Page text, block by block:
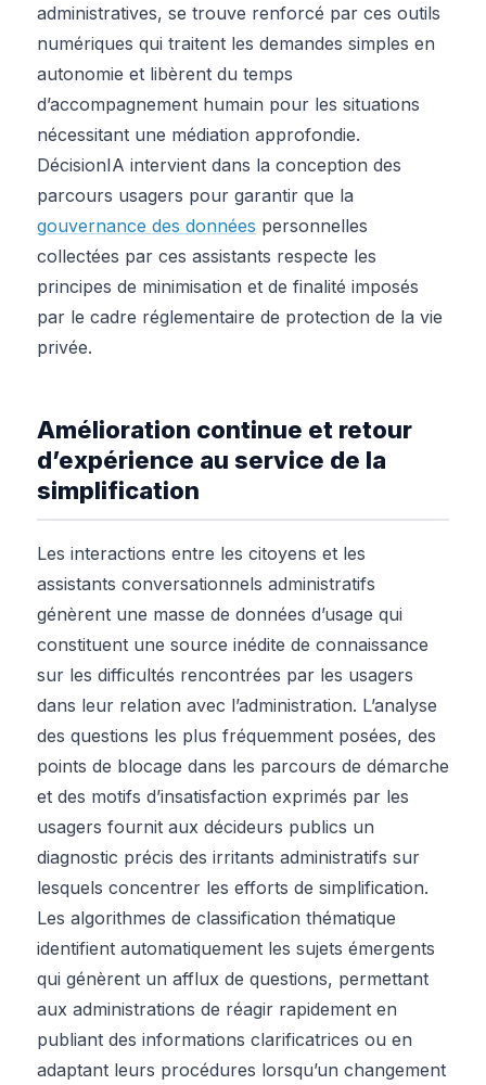
administratives, se trouve renforcé par ces outils
numériques qui traitent les demandes simples en
autonomie et libèrent du temps
d’accompagnement humain pour les situations
nécessitant une médiation approfondie.
DécisionIA intervient dans la conception des
parcours usagers pour garantir que la
gouvernance des données personnelles
collectées par ces assistants respecte les
principes de minimisation et de finalité imposés
par le cadre réglementaire de protection de la vie
privée.
Amélioration continue et retour
d’expérience au service de la
simplification
Les interactions entre les citoyens et les
assistants conversationnels administratifs
génèrent une masse de données d’usage qui
constituent une source inédite de connaissance
sur les difficultés rencontrées par les usagers
dans leur relation avec l’administration. L’analyse
des questions les plus fréquemment posées, des
points de blocage dans les parcours de démarche
et des motifs d’insatisfaction exprimés par les
usagers fournit aux décideurs publics un
diagnostic précis des irritants administratifs sur
lesquels concentrer les efforts de simplification.
Les algorithmes de classification thématique
identifient automatiquement les sujets émergents
qui génèrent un afflux de questions, permettant
aux administrations de réagir rapidement en
publiant des informations clarificatrices ou en
adaptant leurs procédures lorsqu’un changement